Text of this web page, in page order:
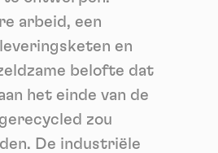
arbeid, een
en
belofte dat
het einde van de
zou
De industriële